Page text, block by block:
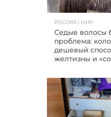
РОССИЯ / МИР
Седые волосы
проблема:
дешевый
желтизны и